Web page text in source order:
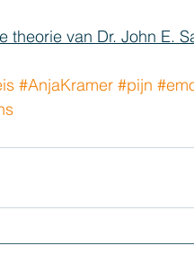
theorie van Dr. John E.
#AnjaKramer #pijn